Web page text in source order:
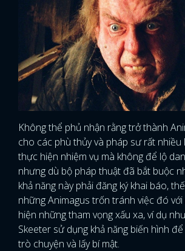
Không thể phủ nhận rằng trở thành
cho các phù thủy và pháp sư rất nhiều
thực hiện nhiệm vụ mà không để lộ
nhưng dù bộ pháp thuật đã bắt buộc
khả năng này phải đăng ký khai báo,
những Animagus trốn tránh việc đó
hiện những tham vọng xấu xa, ví dụ
Skeeter sử dụng khả năng biến hình
trò chuyện và lấy bí mật.